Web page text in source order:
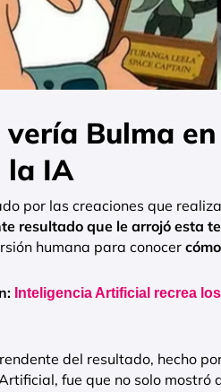
vería Bulma
la IA
por las creaciones que
resultado que le arrojó esta
humana para conocer
Inteligencia Artificial recrea
del resultado, hecho
fue que no solo mostró